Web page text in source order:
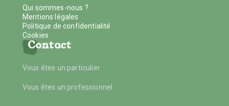
Qui sommes-nous ?
Mentions légales
Politique de confidentialité
Cookies
Contact
Vous êtes un particulier
Vous êtes un professionnel